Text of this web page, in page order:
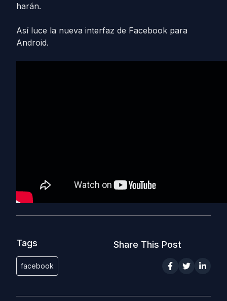
harán.
Así luce la nueva interfaz de Facebook para
Android.
Tags
facebook
Share This Post